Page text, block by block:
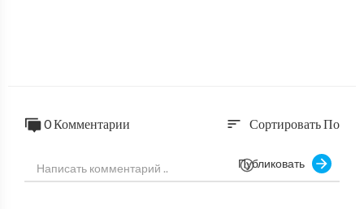
0 Комментарии sort Сортировать По
Публиковать